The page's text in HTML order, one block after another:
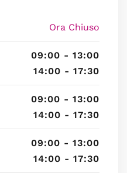
Ora Chiuso
09:00 - 13:00
14:00 - 17:30
09:00 - 13:00
14:00 - 17:30
09:00 - 13:00
14:00 - 17:30